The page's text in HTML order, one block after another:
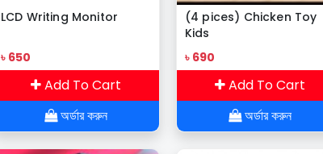
LCD Writing Monitor
৳ 650
Add To Cart
অর্ডার করুন
(4 pices) Chicken Toy
Kids
৳ 690
Add To Cart
অর্ডার করুন